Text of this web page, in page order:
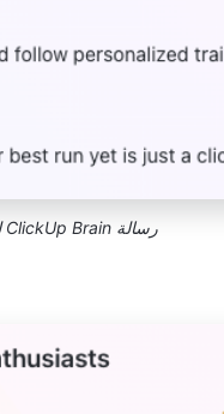
رسالة ClickUp Brain للمتسابقين